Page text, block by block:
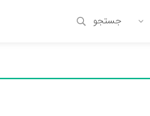
جستجو